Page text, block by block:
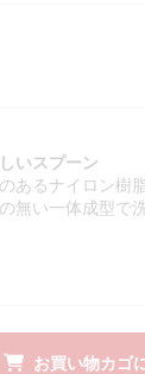
いスプーン
あるナイロン樹
無い一体成型で
お買い物カゴ